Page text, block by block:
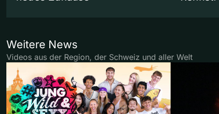
Weitere News
Videos aus der Region, der Schweiz und aller Welt